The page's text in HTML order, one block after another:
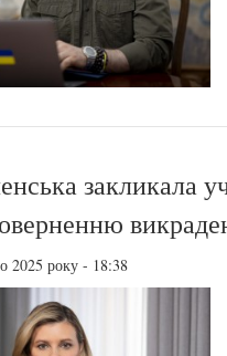
закликала
2025 року - 18:38